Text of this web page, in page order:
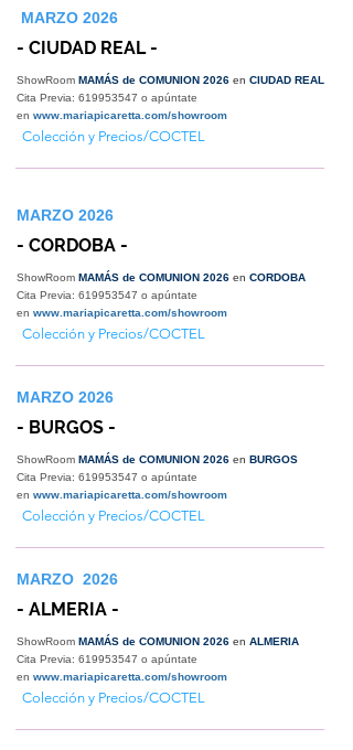
MARZO 2026
- CIUDAD REAL -
ShowRoom MAMÁS de COMUNION 2026 en CIUDAD REAL
Cita Previa: 619953547 o apúntate
en www.mariapicaretta.com/showroom
Colección y Precios/COCTEL
MARZO 2026
- CORDOBA -
ShowRoom MAMÁS de COMUNION 2026 en CORDOBA
Cita Previa: 619953547 o apúntate
en www.mariapicaretta.com/showroom
Colección y Precios/COCTEL
MARZO 2026
- BURGOS -
ShowRoom MAMÁS de COMUNION 2026 en BURGOS
Cita Previa: 619953547 o apúntate
en www.mariapicaretta.com/showroom
Colección y Precios/COCTEL
MARZO 2026
- ALMERIA -
ShowRoom MAMÁS de COMUNION 2026 en ALMERIA
Cita Previa: 619953547 o apúntate
en www.mariapicaretta.com/showroom
Colección y Precios/COCTEL